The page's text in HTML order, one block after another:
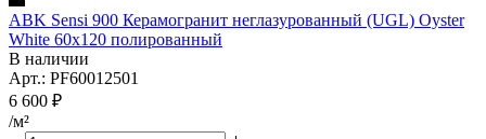
ABK Sensi 900 Керамогранит неглазурованный (UGL) Oyster
White 60x120 полированный
В наличии
Арт.: PF60012501
6 600 ₽
/м²